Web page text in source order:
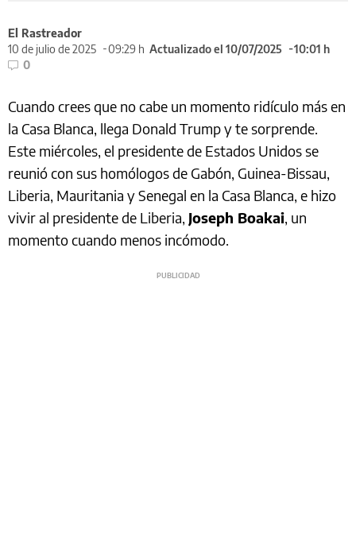
El Rastreador
10 de julio de 2025
09:29 h Actualizado el 10/07/2025
10:01 h
0
Cuando crees que no cabe un momento ridículo más en
la Casa Blanca, llega Donald Trump y te sorprende.
Este miércoles, el presidente de Estados Unidos se
reunió con sus homólogos de Gabón, Guinea-Bissau,
Liberia, Mauritania y Senegal en la Casa Blanca, e hizo
vivir al presidente de Liberia, Joseph Boakai, un
momento cuando menos incómodo.